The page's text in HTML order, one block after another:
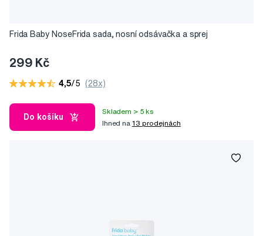
Frida Baby NoseFrida sada, nosní odsávačka a sprej
299 Kč
4,5/5 (28x)
Do košíku
Skladem > 5 ks
Ihned na 13 prodejnách